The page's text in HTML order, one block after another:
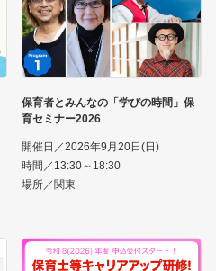
保育者とみんなの「学びの時間」保
育セミナー2026
開催日／2026年9月20日(日)
時間／13:30～18:30
場所／関東